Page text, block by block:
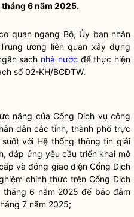
6 năm 2025.
quan ngang Bộ, Ủy ban nhân
ương liên quan xây dựng
sách nhà nước để thực hiện
số 02-KH/BCĐTW.
năng của Cổng Dịch vụ công
dân các tỉnh, thành phố trực
với Hệ thống thông tin giải
đáp ứng yêu cầu triển khai mô
và đóng giao diện Cổng Dịch
chính thức trên Cổng Dịch
6 năm 2025 để bảo đảm
7 năm 2025;